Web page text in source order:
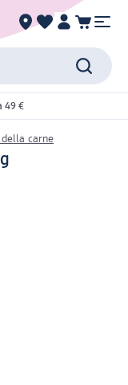
49 €
carne